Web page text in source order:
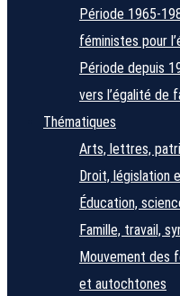
Période 1965-
féministes pour
Période depuis
vers l’égalité de
Thématiques
Arts, lettres,
Droit, législation
Éducation,
Famille, travail,
Mouvement des
et autochtones